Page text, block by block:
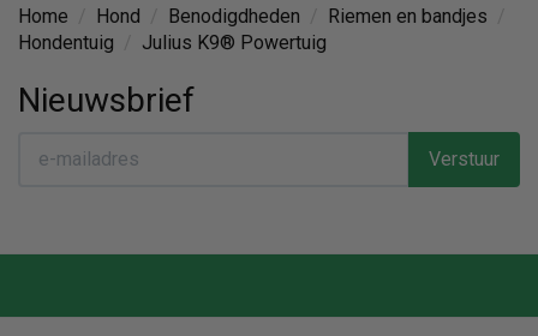
Home Hond Benodigdheden Riemen en bandjes
Hondentuig
Julius K9® Powertuig
Nieuwsbrief
Verstuur